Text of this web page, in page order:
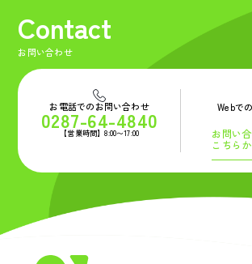
Contact
お問い合わせ
お電話でのお問い合わせ
0287-64-4840
【営業時間】8:00〜17:00
Webで
お問い
こちらか